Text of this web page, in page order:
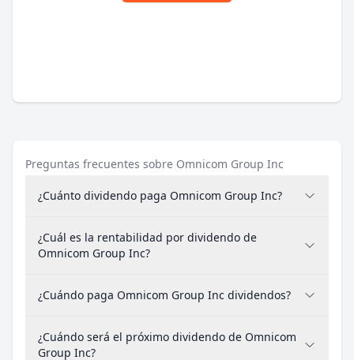
Preguntas frecuentes sobre Omnicom Group Inc
¿Cuánto dividendo paga Omnicom Group Inc?
¿Cuál es la rentabilidad por dividendo de
Omnicom Group Inc?
¿Cuándo paga Omnicom Group Inc dividendos?
¿Cuándo será el próximo dividendo de Omnicom
Group Inc?